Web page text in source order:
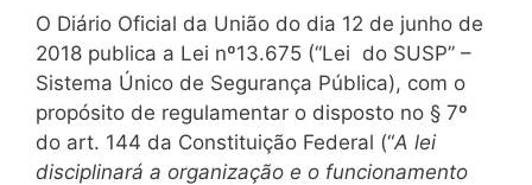
O Diário Oficial da União do dia 12 de junho de
2018 publica a Lei nº13.675 (“Lei do SUSP” –
Sistema Único de Segurança Pública), com o
propósito de regulamentar o disposto no § 7º
do art. 144 da Constituição Federal (“A lei
disciplinará a organização e o funcionamento